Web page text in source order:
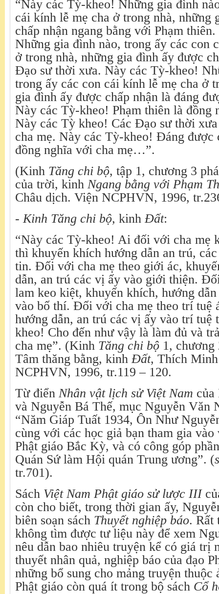
“Này các Tỳ-kheo! Những gia đình
cái kính lễ mẹ cha ở trong nhà, những
chấp nhận ngang bằng với Phạm
Những gia đình nào, trong ấy các con
ở trong nhà, những gia đình ấy được
Đạo sư thời xưa. Này các Tỳ-kheo!
trong ấy các con cái kính lễ mẹ cha ở
gia đình ấy được chấp nhận là đáng
Này các Tỳ-kheo! Phạm thiên là đồng
Này các Tỳ kheo! Các Đạo sư thời
cha mẹ. Này các Tỳ-kheo! Đáng được
đồng nghĩa với cha mẹ…”.
(Kinh Tăng chi bộ, tập 1, chương 3
của trời, kinh Ngang bằng với Phạm
Châu dịch. Viện NCPHVN, 1996,
- Kinh Tăng chi bộ, kinh Đất:
“Này các Tỳ-kheo! Ai đối với cha mẹ
thì khuyến khích hướng dẫn an trú,
tin. Đối với cha mẹ theo giới ác,
dẫn, an trú các vị ấy vào giới thiện.
lam keo kiệt, khuyến khích, hướng
vào bố thí. Đối với cha mẹ theo trí tuệ
hướng dẫn, an trú các vị ấy vào trí tuệ
kheo! Cho đến như vậy là làm đủ và
cha mẹ”. (Kinh Tăng chi bộ 1, chương
Tâm thăng bằng, kinh Đất, Thích
NCPHVN, 1996, tr.119 – 120.
Từ điển Nhân vật lịch sử Việt Nam của
và Nguyễn Bá Thế, mục Nguyễn Văn
“Năm Giáp Tuất 1934, Ôn Như
cùng với các học giả bạn tham gia
Phật giáo Bắc Kỳ, và có công góp
Quán Sứ làm Hội quán Trung ương”. (
tr.701).
Sách Việt Nam Phật giáo sử lược III
còn cho biết, trong thời gian ấy,
biên soạn sách Thuyết nghiệp báo. Rất
không tìm được tư liệu này để xem
nêu dẫn bao nhiêu truyện kể có giá trị
thuyết nhân quả, nghiệp báo của đạo
những bổ sung cho mảng truyện thuộc
Phật giáo còn quá ít trong bộ sách Cổ